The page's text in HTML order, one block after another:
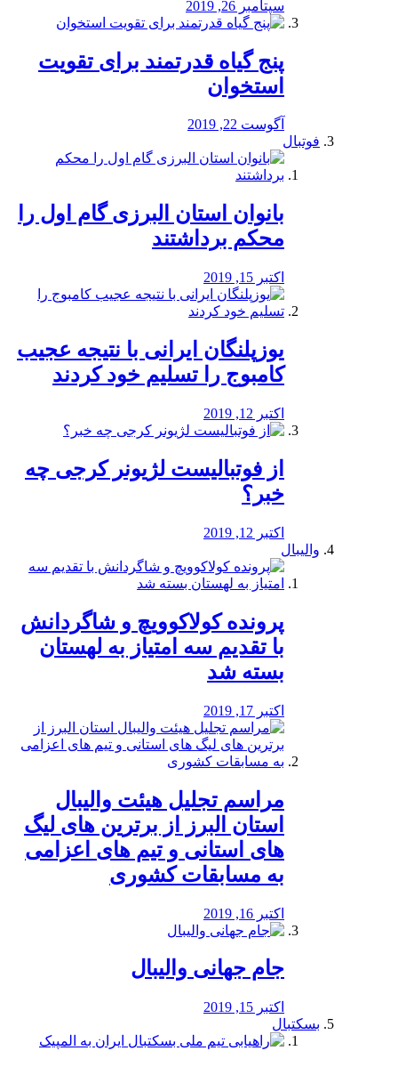
سپتامبر 26, 2019
پنج گیاه قدرتمند برای تقویت
استخوان
آگوست 22, 2019
فوتبال
بانوان استان البرزی گام اول را
محكم برداشتند
اکتبر 15, 2019
یوزپلنگان ایرانی با نتیجه عجیب
کامبوج را تسلیم خود کردند
اکتبر 12, 2019
از فوتبالیست لژیونر کرجی چه
خبر؟
اکتبر 12, 2019
والیبال
پرونده کولاکوویچ و شاگردانش
با تقدیم سه امتیاز به لهستان
بسته شد
اکتبر 17, 2019
مراسم تجلیل هیئت والیبال
استان البرز از برترین های لیگ
های استانی و تیم های اعزامی
به مسابقات کشوری
اکتبر 16, 2019
جام جهانی والیبال
اکتبر 15, 2019
بسکتبال